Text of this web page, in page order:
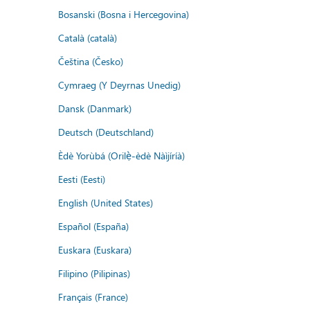
Bosanski (Bosna i Hercegovina)
Català (català)
Čeština (Česko)
Cymraeg (Y Deyrnas Unedig)
Dansk (Danmark)
Deutsch (Deutschland)
Èdè Yorùbá (Orilẹ̀-èdè Nàìjíríà)
Eesti (Eesti)
English (United States)
Español (España)
Euskara (Euskara)
Filipino (Pilipinas)
Français (France)